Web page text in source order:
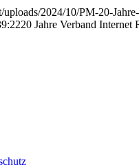
uploads/2024/10/PM-20-
20 Jahre Verband Internet